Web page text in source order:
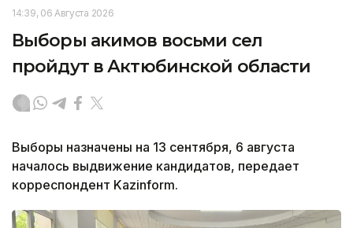
14:39, 06 Августа 2026
Выборы акимов восьми сел
пройдут в Актюбинской области
Выборы назначены на 13 сентября, 6 августа
началось выдвижение кандидатов, передает
корреспондент Kazinform.